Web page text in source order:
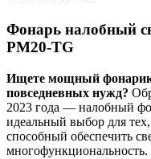
Фонарь налобный
PM20-TG
Ищете мощный фонарик
повседневных нужд?
2023 года — налобный
идеальный выбор для тех,
способный обеспечить
многофункциональность.